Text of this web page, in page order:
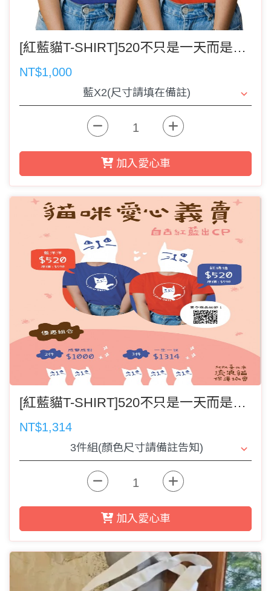
[紅藍貓T-SHIRT]520不只是一天而是與貓咪貼身的天天(2件組)(請記得選運費)可搭配有機棉T或達洋
NT$1,000
加入愛心車
[紅藍貓T-SHIRT]520不只是一天而是與貓咪貼身的天天(3件組)(請記得選運費)可搭配有機棉T或達洋
NT$1,314
加入愛心車